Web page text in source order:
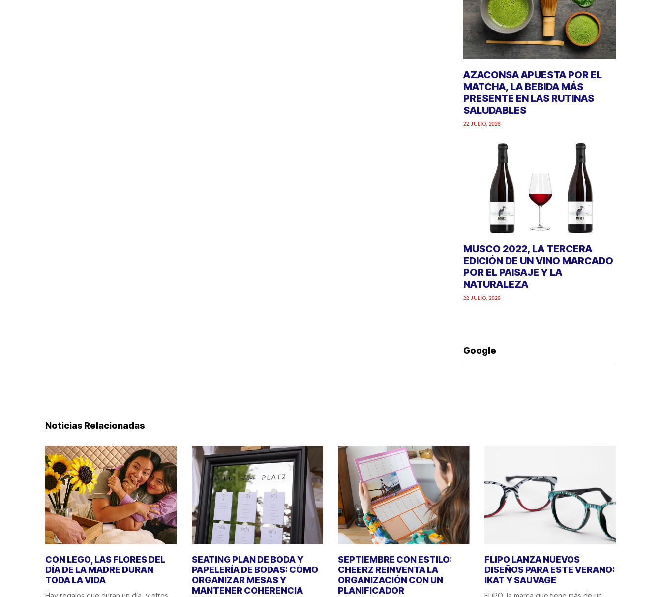
AZACONSA APUESTA POR EL
MATCHA, LA BEBIDA MÁS
PRESENTE EN LAS RUTINAS
SALUDABLES
22 JULIO, 2026
MUSCO 2022, LA TERCERA
EDICIÓN DE UN VINO MARCADO
POR EL PAISAJE Y LA
NATURALEZA
22 JULIO, 2026
Google
Noticias Relacionadas
CON LEGO, LAS FLORES DEL
DÍA DE LA MADRE DURAN
TODA LA VIDA
Hay regalos que duran un día, y otros
SEATING PLAN DE BODA Y
PAPELERÍA DE BODAS: CÓMO
ORGANIZAR MESAS Y
MANTENER COHERENCIA
SEPTIEMBRE CON ESTILO:
CHEERZ REINVENTA LA
ORGANIZACIÓN CON UN
PLANIFICADOR
FLIPO LANZA NUEVOS
DISEÑOS PARA ESTE VERANO:
IKAT Y SAUVAGE
FLiPO, la marca que tiene más de un